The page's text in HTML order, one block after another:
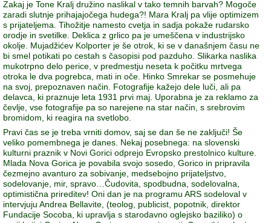
Zakaj je Tone Kralj družino naslikal v tako temnih barvah? Mogoče
zaradi slutnje prihajajočega hudega?! Mara Kralj pa vlije optimizem
s prijateljema. Tihožitje namesto cvetja in sadja pokaže rudarsko
orodje in svetilke. Deklica z grlico pa je umeščena v industrijsko
okolje. Mujadžićev Kolporter je še otrok, ki se v današnjem času ne
bi smel potikati po cestah s časopisi pod pazduho. Slikarka naslika
mukotrpno delo perice, v predmestju neseta k počitku mrtvega
otroka le dva pogrebca, mati in oče. Hinko Smrekar se posmehuje
na svoj, prepoznaven način. Fotografije kažejo dele luči, ali pa
delavca, ki praznuje leta 1931 prvi maj. Uporabna je za reklamo za
čevlje, vse fotografije pa so narejene na star način, s srebrovim
bromidom, ki reagira na svetlobo.
Pravi čas se je treba vrniti domov, saj se dan še ne zaključi! Še
veliko pomembnega je danes. Nekaj posebnega: na slovenski
kulturni praznik v Novi Gorici odprejo Evropsko prestolnico kulture.
Mlada Nova Gorica je povabila svojo sosedo, Gorico in pripravila
čezmejno avanturo za sobivanje, medsebojno prijateljstvo,
sodelovanje, mir, spravo…Čudovita, spodbudna, sodelovalna,
optimistična prireditev! Oni dan je na programu ARS sodeloval v
intervjuju Andrea Bellavite, (teolog, publicist, popotnik, direktor
Fundacije Socoba, ki upravlja s starodavno oglejsko baziliko) o